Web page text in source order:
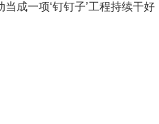
成一项‘钉钉子’工程持续干